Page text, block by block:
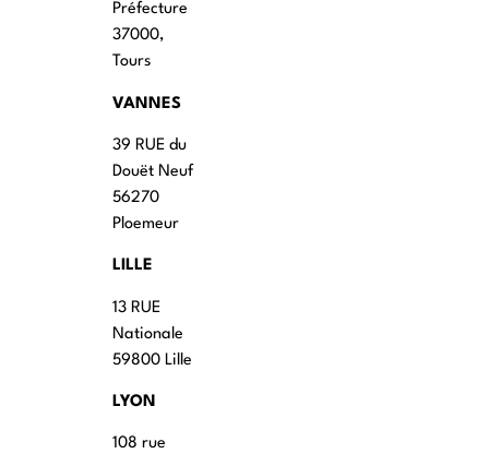
Préfecture
37000,
Tours
VANNES
39 RUE du
Douët Neuf
56270
Ploemeur
LILLE
13 RUE
Nationale
59800 Lille
LYON
108 rue